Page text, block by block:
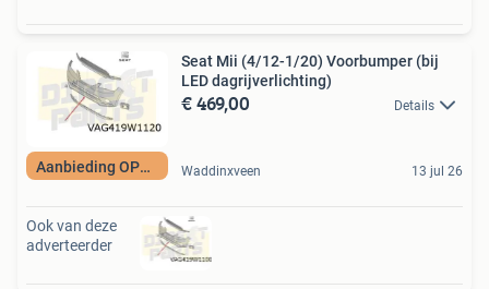
Aanbieding OP=OP
Seat Mii (4/12-1/20) Voorbumper (bij
LED dagrijverlichting)
€ 469,00 Details
Waddinxveen 13 jul 26
Ook van deze
adverteerder